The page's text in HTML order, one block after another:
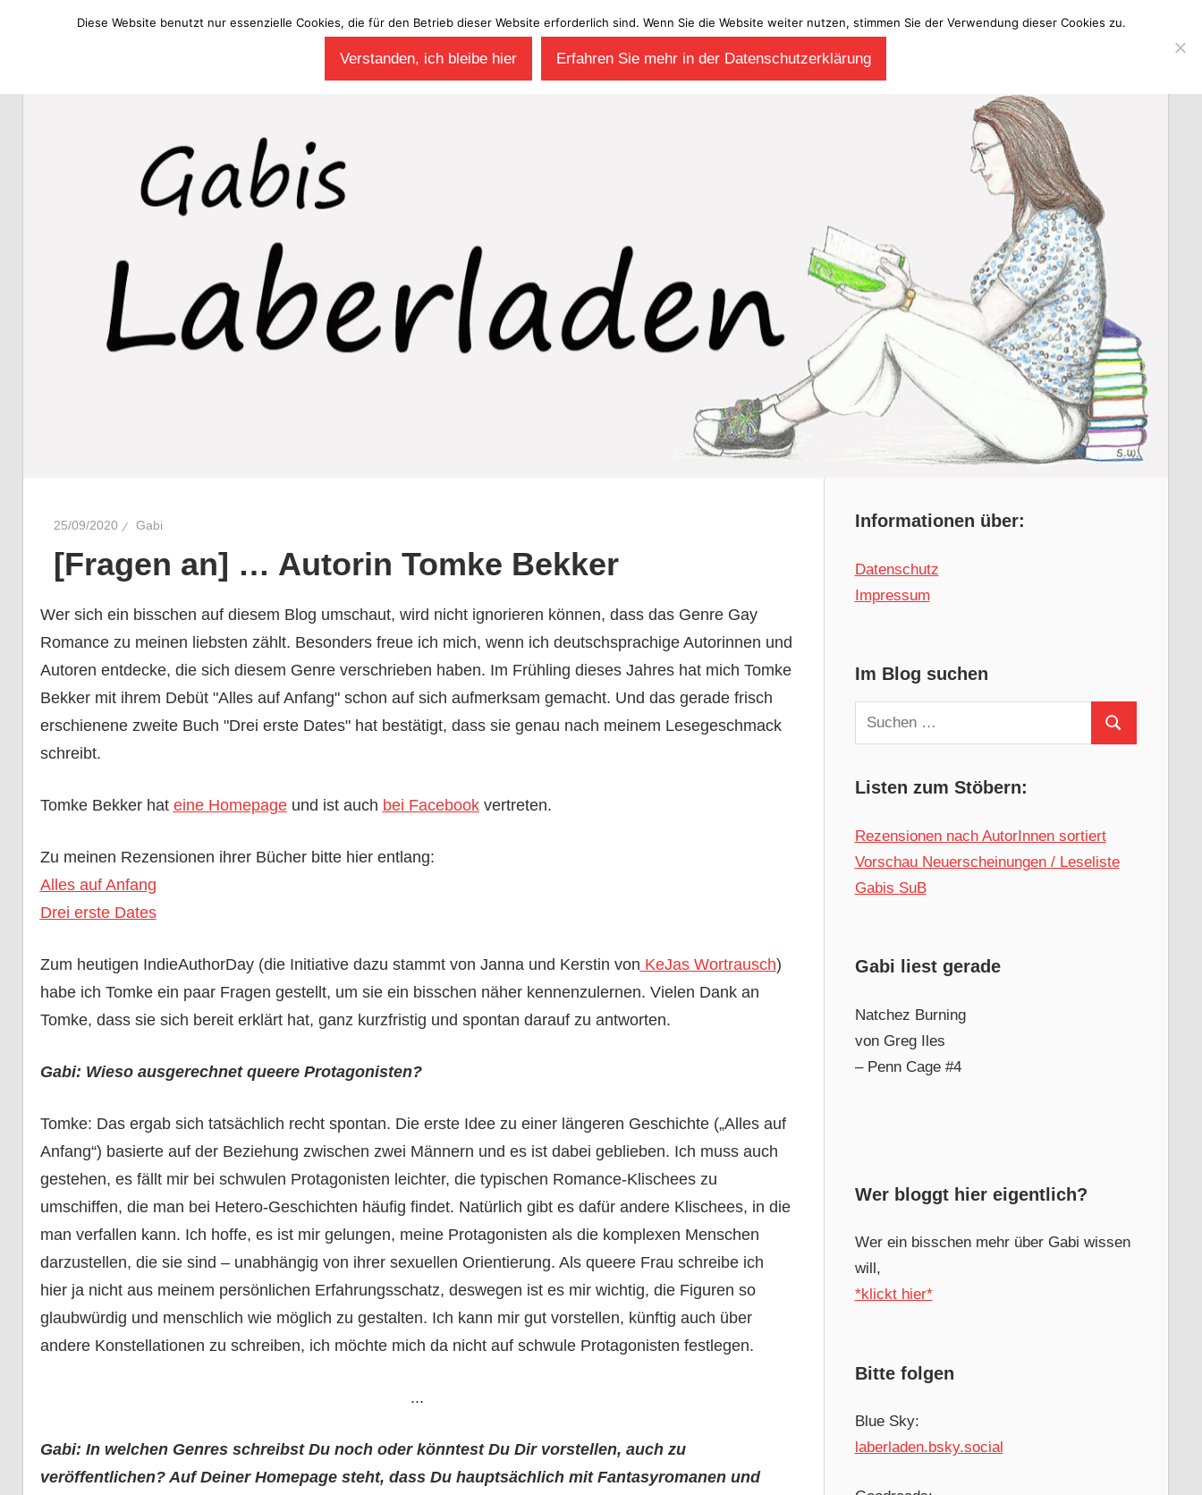
25/09/2020 Gabi
[Fragen an] … Autorin Tomke Bekker
Wer sich ein bisschen auf diesem Blog umschaut, wird nicht ignorieren können, dass das Genre Gay
Romance zu meinen liebsten zählt. Besonders freue ich mich, wenn ich deutschsprachige Autorinnen und
Autoren entdecke, die sich diesem Genre verschrieben haben. Im Frühling dieses Jahres hat mich Tomke
Bekker mit ihrem Debüt "Alles auf Anfang" schon auf sich aufmerksam gemacht. Und das gerade frisch
erschienene zweite Buch "Drei erste Dates" hat bestätigt, dass sie genau nach meinem Lesegeschmack
schreibt.
Tomke Bekker hat eine Homepageund ist auch bei Facebookvertreten.
Zu meinen Rezensionen ihrer Bücher bitte hier entlang:
Alles auf Anfang
Drei erste Dates
Zum heutigen IndieAuthorDay (die Initiative dazu stammt von Janna und Kerstin von KeJas Wortrausch)
habe ich Tomke ein paar Fragen gestellt, um sie ein bisschen näher kennenzulernen. Vielen Dank an
Tomke, dass sie sich bereit erklärt hat, ganz kurzfristig und spontan darauf zu antworten.
Gabi: Wieso ausgerechnet queere Protagonisten?
Tomke: Das ergab sich tatsächlich recht spontan. Die erste Idee zu einer längeren Geschichte („Alles auf
Anfang“) basierte auf der Beziehung zwischen zwei Männern und es ist dabei geblieben. Ich muss auch
gestehen, es fällt mir bei schwulen Protagonisten leichter, die typischen Romance-Klischees zu
umschiffen, die man bei Hetero-Geschichten häufig findet. Natürlich gibt es dafür andere Klischees, in die
man verfallen kann. Ich hoffe, es ist mir gelungen, meine Protagonisten als die komplexen Menschen
darzustellen, die sie sind – unabhängig von ihrer sexuellen Orientierung. Als queere Frau schreibe ich
hier ja nicht aus meinem persönlichen Erfahrungsschatz, deswegen ist es mir wichtig, die Figuren so
glaubwürdig und menschlich wie möglich zu gestalten. Ich kann mir gut vorstellen, künftig auch über
andere Konstellationen zu schreiben, ich möchte mich da nicht auf schwule Protagonisten festlegen.
...
Gabi: In welchen Genres schreibst Du noch oder könntest Du Dir vorstellen, auch zu
veröffentlichen? Auf Deiner Homepage steht, dass Du hauptsächlich mit Fantasyromanen und
Informationen über:
Datenschutz
Impressum
Im Blog suchen
Suchen
nach:
Suchen
Listen zum Stöbern:
Rezensionen nach AutorInnen sortiert
Vorschau Neuerscheinungen / Leseliste
Gabis SuB
Gabi liest gerade
Natchez Burning
von Greg Iles
– Penn Cage #4
Wer bloggt hier eigentlich?
Wer ein bisschen mehr über Gabi wissen
will,
*klickt hier*
Bitte folgen
Blue Sky:
laberladen.bsky.social
Diese Website benutzt nur essenzielle Cookies, die für den Betrieb dieser Website erforderlich sind. Wenn Sie die Website weiter nutzen, stimmen Sie der Verwendung dieser Cookies zu.
Verstanden, ich bleibe hier Erfahren Sie mehr in der Datenschutzerklärung